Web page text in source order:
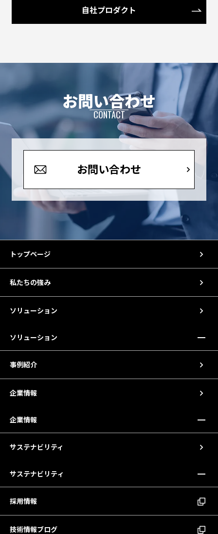
自社プロダクト
お問い合わせ
CONTACT
お問い合わせ
トップページ
私たちの強み
ソリューション
ソリューション
事例紹介
企業情報
企業情報
サステナビリティ
サステナビリティ
採用情報
技術情報ブログ